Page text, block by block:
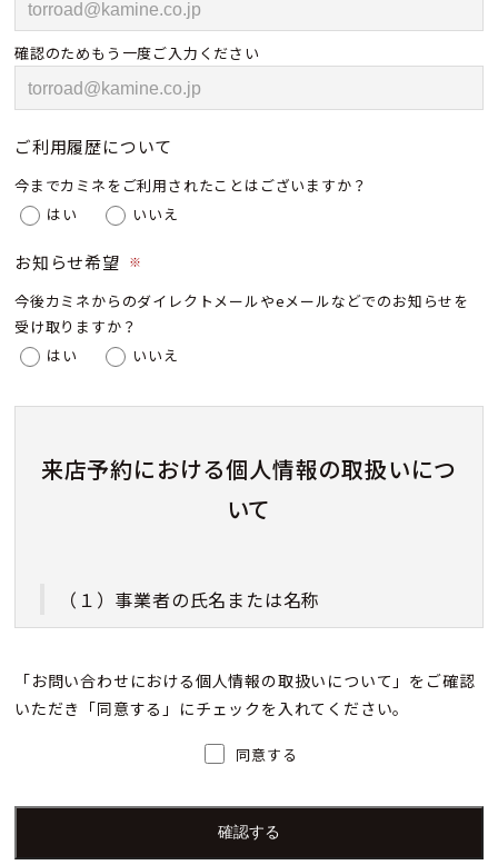
確認のためもう一度ご入力ください
ご利用履歴について
今までカミネをご利用されたことはございますか？
はい
いいえ
お知らせ希望 ※
今後カミネからのダイレクトメールやeメールなどでのお知らせを
受け取りますか？
はい
いいえ
来店予約における個人情報の取扱いにつ
いて
（１）事業者の氏名または名称
（２）個人情報保護管理者（若しくはその代理
人）の氏名又は職名、所属及び連絡先
個人情報保護管理者：上根 彩
電子メール：info@kamine.co.jp
「お問い合わせにおける個人情報の取扱いについて」をご確認
いただき「同意する」にチェックを入れてください。
同意する